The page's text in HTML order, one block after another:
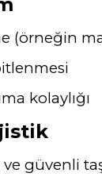
(örneğin
kolaylığı
güvenli